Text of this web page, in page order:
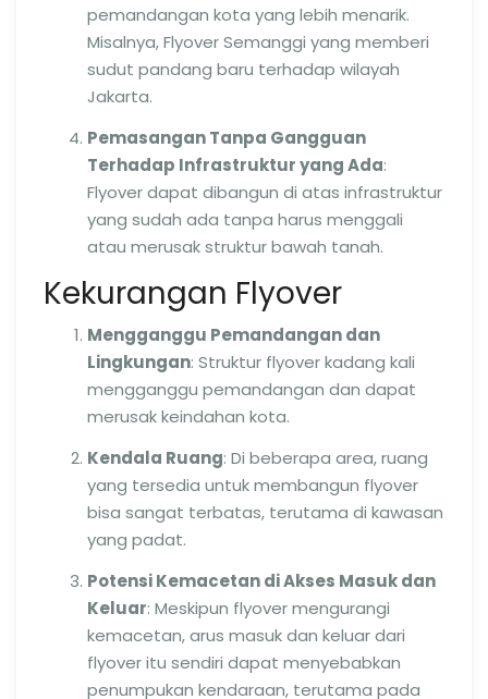
pemandangan kota yang lebih menarik.
Misalnya, Flyover Semanggi yang memberi
sudut pandang baru terhadap wilayah
Jakarta.
Pemasangan Tanpa Gangguan
Terhadap Infrastruktur yang Ada:
Flyover dapat dibangun di atas infrastruktur
yang sudah ada tanpa harus menggali
atau merusak struktur bawah tanah.
Kekurangan Flyover
Mengganggu Pemandangan dan
Lingkungan: Struktur flyover kadang kali
mengganggu pemandangan dan dapat
merusak keindahan kota.
Kendala Ruang: Di beberapa area, ruang
yang tersedia untuk membangun flyover
bisa sangat terbatas, terutama di kawasan
yang padat.
Potensi Kemacetan di Akses Masuk dan
Keluar: Meskipun flyover mengurangi
kemacetan, arus masuk dan keluar dari
flyover itu sendiri dapat menyebabkan
penumpukan kendaraan, terutama pada